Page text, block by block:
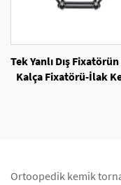
Tek Yanlı Dış
Kalça Fixatörü-İlak
Ortoopedik kemik